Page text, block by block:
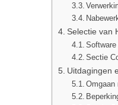
Selectie van
Sectie
Uitdagingen
Omgaan